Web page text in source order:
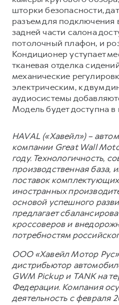
шторки безопасности,
разъем для подключения
задней части салона
потолочный плафон, и
Кондиционер уступает
тканевая отделка
механические
электрическим, к двум
аудиосистемы
Модель будет доступна в
HAVAL («Хавейл») –
компании Great Wall
году. Технологичность,
производственная база,
поставок
иностранных
основой успешного
предлагает
кроссоверов и
потребностям
ООО «Хавейл Мотор
дистрибьютор
GWM Pickup и TANK на
Федерации. Компания
деятельность с февраля